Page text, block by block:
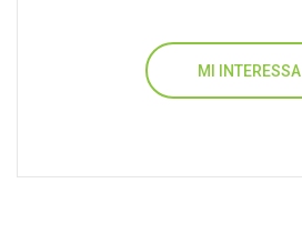
MI INTERESSA